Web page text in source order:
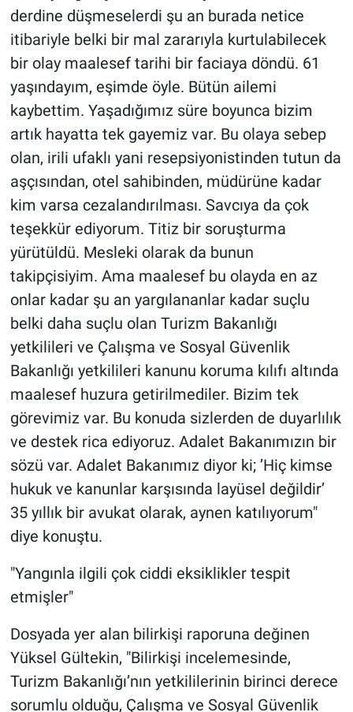
derdine düşmeselerdi şu an burada netice
itibariyle belki bir mal zararıyla kurtulabilecek
bir olay maalesef tarihi bir faciaya döndü. 61
yaşındayım, eşimde öyle. Bütün ailemi
kaybettim. Yaşadığımız süre boyunca bizim
artık hayatta tek gayemiz var. Bu olaya sebep
olan, irili ufaklı yani resepsiyonistinden tutun da
aşçısından, otel sahibinden, müdürüne kadar
kim varsa cezalandırılması. Savcıya da çok
teşekkür ediyorum. Titiz bir soruşturma
yürütüldü. Mesleki olarak da bunun
takipçisiyim. Ama maalesef bu olayda en az
onlar kadar şu an yargılananlar kadar suçlu
belki daha suçlu olan Turizm Bakanlığı
yetkilileri ve Çalışma ve Sosyal Güvenlik
Bakanlığı yetkilileri kanunu koruma kılıfı altında
maalesef huzura getirilmediler. Bizim tek
görevimiz var. Bu konuda sizlerden de duyarlılık
ve destek rica ediyoruz. Adalet Bakanımızın bir
sözü var. Adalet Bakanımız diyor ki; ’Hiç kimse
hukuk ve kanunlar karşısında layüsel değildir’
35 yıllık bir avukat olarak, aynen katılıyorum"
diye konuştu.
"Yangınla ilgili çok ciddi eksiklikler tespit
etmişler"
Dosyada yer alan bilirkişi raporuna değinen
Yüksel Gültekin, "Bilirkişi incelemesinde,
Turizm Bakanlığı’nın yetkililerinin birinci derece
sorumlu olduğu, Çalışma ve Sosyal Güvenlik